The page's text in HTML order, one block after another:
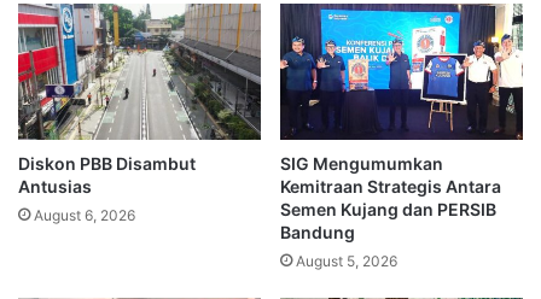
Diskon PBB Disambut
Antusias
August 6, 2026
SIG Mengumumkan
Kemitraan Strategis Antara
Semen Kujang dan PERSIB
Bandung
August 5, 2026